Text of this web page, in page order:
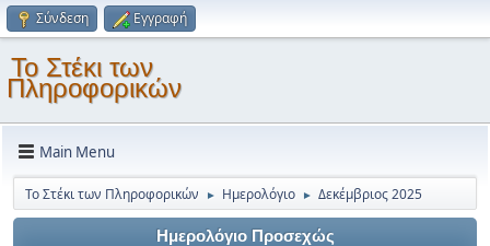
Σύνδεση Εγγραφή
Το Στέκι των
Πληροφορικών
Main Menu
Το Στέκι των Πληροφορικών ► Ημερολόγιο ► Δεκέμβριος 2025
Ημερολόγιο Προσεχώς